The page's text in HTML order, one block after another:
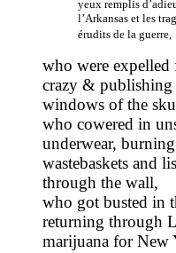
yeux remplis
l’Arkansas et les
érudits de la
who were expelled
crazy & publishing
windows of the
who cowered in
underwear,
wastebaskets and
through the wall,
who got busted in
returning through
marijuana for New